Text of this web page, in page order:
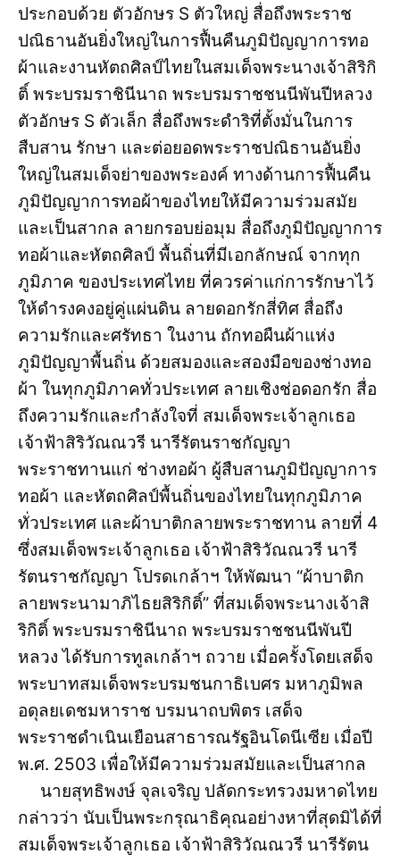
ประกอบด้วย ตัวอักษร S ตัวใหญ่ สื่อถึงพระราช
ปณิธานอันยิ่งใหญ่ในการฟื้นคืนภูมิปัญญาการทอ
ผ้าและงานหัตถศิลป์ไทยในสมเด็จพระนางเจ้าสิริกิ
ติ์ พระบรมราชินีนาถ พระบรมราชชนนีพันปีหลวง
ตัวอักษร S ตัวเล็ก สื่อถึงพระดำริที่ตั้งมั่นในการ
สืบสาน รักษา และต่อยอดพระราชปณิธานอันยิ่ง
ใหญ่ในสมเด็จย่าของพระองค์ ทางด้านการฟื้นคืน
ภูมิปัญญาการทอผ้าของไทยให้มีความร่วมสมัย
และเป็นสากล ลายกรอบย่อมุม สื่อถึงภูมิปัญญาการ
ทอผ้าและหัตถศิลป์ พื้นถิ่นที่มีเอกลักษณ์ จากทุก
ภูมิภาค ของประเทศไทย ที่ควรค่าแก่การรักษาไว้
ให้ดำรงคงอยู่คู่แผ่นดิน ลายดอกรักสี่ทิศ สื่อถึง
ความรักและศรัทธา ในงาน ถักทอผืนผ้าแห่ง
ภูมิปัญญาพื้นถิ่น ด้วยสมองและสองมือของช่างทอ
ผ้า ในทุกภูมิภาคทั่วประเทศ ลายเชิงช่อดอกรัก สื่อ
ถึงความรักและกำลังใจที่ สมเด็จพระเจ้าลูกเธอ
เจ้าฟ้าสิริวัณณวรี นารีรัตนราชกัญญา
พระราชทานแก่ ช่างทอผ้า ผู้สืบสานภูมิปัญญาการ
ทอผ้า และหัตถศิลป์พื้นถิ่นของไทยในทุกภูมิภาค
ทั่วประเทศ และผ้าบาติกลายพระราชทาน ลายที่ 4
ซึ่งสมเด็จพระเจ้าลูกเธอ เจ้าฟ้าสิริวัณณวรี นารี
รัตนราชกัญญา โปรดเกล้าฯ ให้พัฒนา “ผ้าบาติก
ลายพระนามาภิไธยสิริกิติ์” ที่สมเด็จพระนางเจ้าสิ
ริกิติ์ พระบรมราชินีนาถ พระบรมราชชนนีพันปี
หลวง ได้รับการทูลเกล้าฯ ถวาย เมื่อครั้งโดยเสด็จ
พระบาทสมเด็จพระบรมชนกาธิเบศร มหาภูมิพล
อดุลยเดชมหาราช บรมนาถบพิตร เสด็จ
พระราชดำเนินเยือนสาธารณรัฐอินโดนีเซีย เมื่อปี
พ.ศ. 2503 เพื่อให้มีความร่วมสมัยและเป็นสากล
นายสุทธิพงษ์ จุลเจริญ ปลัดกระทรวงมหาดไทย
กล่าวว่า นับเป็นพระกรุณาธิคุณอย่างหาที่สุดมิได้ที่
สมเด็จพระเจ้าลูกเธอ เจ้าฟ้าสิริวัณณวรี นารีรัตน